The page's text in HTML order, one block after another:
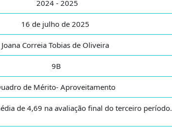
2024 - 2025
16 de julho de 2025
Joana Correia Tobias de Oliveira
9B
de Mérito- Aproveitamento
de 4,69 na avaliação final do terceiro período.